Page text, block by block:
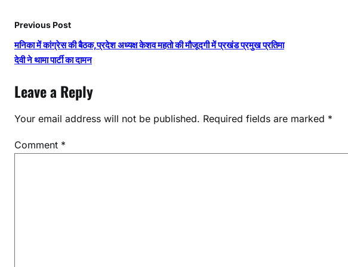
Previous Post
मनिका में कांग्रेस की बैठक,प्रदेश अध्यक्ष केशव महतो की मौजूदगी में प्रखंड प्रमुख प्रतिमा
देवी ने थामा पार्टी का दामन
Leave a Reply
Your email address will not be published. Required fields are marked *
Comment *